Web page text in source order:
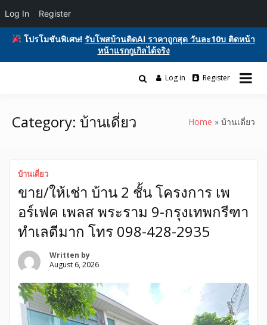
โปรโมชันพิเศษ! รับโพสบ้านติดAI ราคาถูกสุด วันละ10บ ติดหน้า
หน้าแรกกูเกิลได้จริง
หน้าแรกกูเกิล ฟรีประกาศขายบ้านที่ดิน
บริการ
รับโพสต์เว็บบอร์ด ติดAI ตลาดซื้อขาย ฟรีประกาศ ติดgooglesหน้า1ฟรี
Log in Register
Category: บ้านเดี่ยว Home บ้านเดี่ยว
บ้านเดี่ยว
ขาย/ให้เช่า บ้าน 2 ชั้น โครงการ เพ
อร์เฟค เพลส พระราม 9-กรุงเทพกรีฑา
ทำเลดีมาก โทร 098-428-2935
Written by
August 6, 2026
Log In Register